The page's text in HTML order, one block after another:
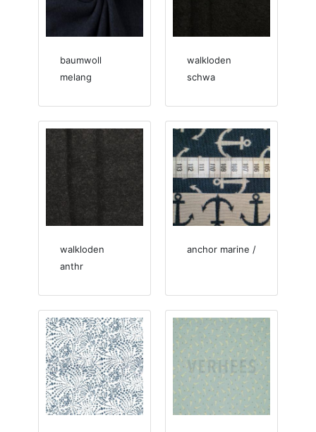
baumwoll
melang
walkloden
schwa
walkloden
anthr
anchor marine /